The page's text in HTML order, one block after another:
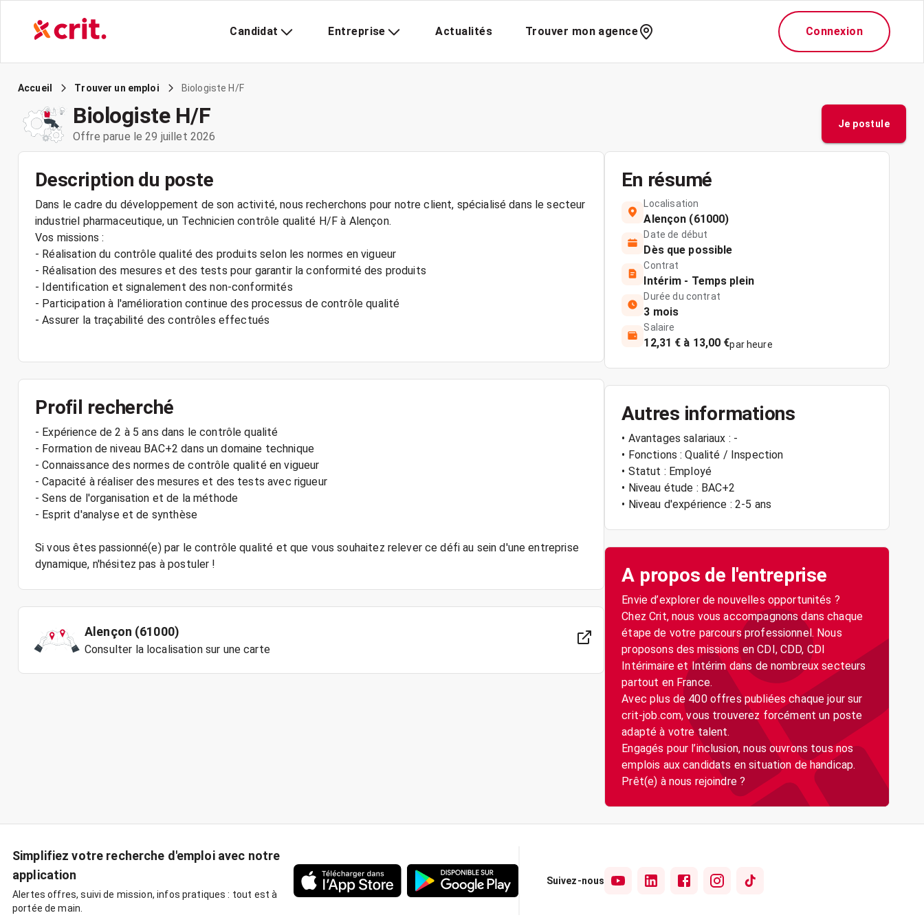
Candidat Entreprise Actualités Trouver mon agence Connexion
Accueil Trouver un emploi Biologiste H/F
Biologiste H/F
Offre parue le 29 juillet 2026
Je postule
Description du poste
Dans le cadre du développement de son activité, nous recherchons pour notre client, spécialisé dans le secteur
industriel pharmaceutique, un Technicien contrôle qualité H/F à Alençon.
Vos missions :
- Réalisation du contrôle qualité des produits selon les normes en vigueur
- Réalisation des mesures et des tests pour garantir la conformité des produits
- Identification et signalement des non-conformités
- Participation à l'amélioration continue des processus de contrôle qualité
- Assurer la traçabilité des contrôles effectués
Profil recherché
- Expérience de 2 à 5 ans dans le contrôle qualité
- Formation de niveau BAC+2 dans un domaine technique
- Connaissance des normes de contrôle qualité en vigueur
- Capacité à réaliser des mesures et des tests avec rigueur
- Sens de l'organisation et de la méthode
- Esprit d'analyse et de synthèse
Si vous êtes passionné(e) par le contrôle qualité et que vous souhaitez relever ce défi au sein d'une entreprise
Alençon (61000)
Consulter la localisation sur une carte
En résumé
Localisation
Alençon (61000)
Date de début
Dès que possible
Contrat
Intérim - Temps plein
Durée du contrat
3 mois
Salaire
12,31 € à 13,00 €par heure
Autres informations
• Avantages salariaux : -
• Fonctions : Qualité / Inspection
• Statut : Employé
• Niveau étude : BAC+2
• Niveau d'expérience : 2-5 ans
A propos de l'entreprise
Envie d’explorer de nouvelles opportunités ?
Chez Crit, nous vous accompagnons dans chaque
étape de votre parcours professionnel. Nous
proposons des missions en CDI, CDD, CDI
Intérimaire et Intérim dans de nombreux secteurs
partout en France.
Avec plus de 400 offres publiées chaque jour sur
crit-job.com, vous trouverez forcément un poste
adapté à votre talent.
Engagés pour l’inclusion, nous ouvrons tous nos
emplois aux candidats en situation de handicap.
Simplifiez votre recherche d'emploi avec notre
application
Alertes offres, suivi de mission, infos pratiques : tout est à
portée de main.
Suivez-nous